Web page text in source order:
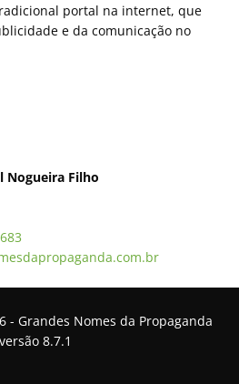
portal na internet, que
e da comunicação no
Nogueira Filho
- Grandes Nomes da Propaganda
versão 8.7.1